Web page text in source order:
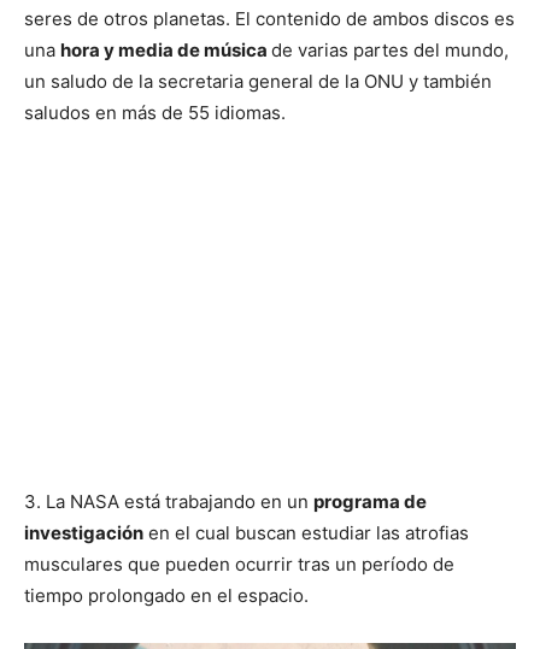
seres de otros planetas. El contenido de ambos discos es
una hora y media de música de varias partes del mundo,
un saludo de la secretaria general de la ONU y también
saludos en más de 55 idiomas.
3. La NASA está trabajando en un programa de
investigación en el cual buscan estudiar las atrofias
musculares que pueden ocurrir tras un período de
tiempo prolongado en el espacio.